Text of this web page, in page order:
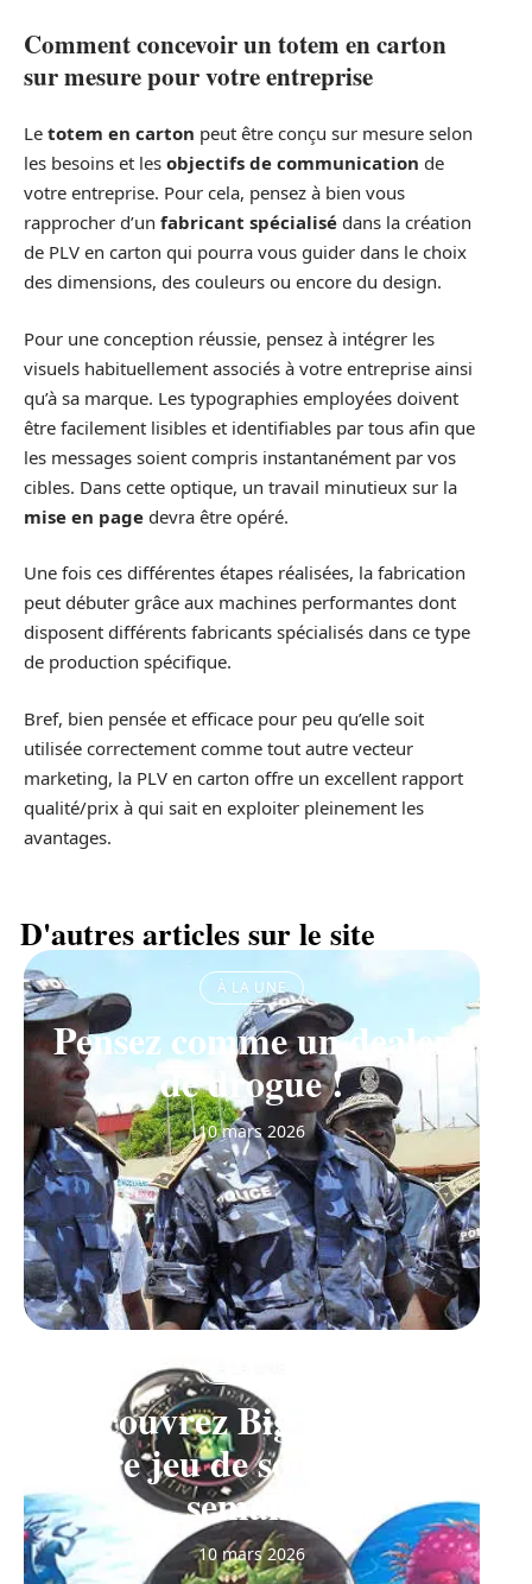
Comment concevoir un totem en carton
sur mesure pour votre entreprise
Le totem en carton peut être conçu sur mesure selon
les besoins et les objectifs de communication de
votre entreprise. Pour cela, pensez à bien vous
rapprocher d’un fabricant spécialisé dans la création
de PLV en carton qui pourra vous guider dans le choix
des dimensions, des couleurs ou encore du design.
Pour une conception réussie, pensez à intégrer les
visuels habituellement associés à votre entreprise ainsi
qu’à sa marque. Les typographies employées doivent
être facilement lisibles et identifiables par tous afin que
les messages soient compris instantanément par vos
cibles. Dans cette optique, un travail minutieux sur la
mise en page devra être opéré.
Une fois ces différentes étapes réalisées, la fabrication
peut débuter grâce aux machines performantes dont
disposent différents fabricants spécialisés dans ce type
de production spécifique.
Bref, bien pensée et efficace pour peu qu’elle soit
utilisée correctement comme tout autre vecteur
marketing, la PLV en carton offre un excellent rapport
qualité/prix à qui sait en exploiter pleinement les
avantages.
D'autres articles sur le site
À LA UNE
Pensez comme un dealer
de drogue !
10 mars 2026
Découvrez Big Monster,
notre jeu de société de la
semaine
10 mars 2026